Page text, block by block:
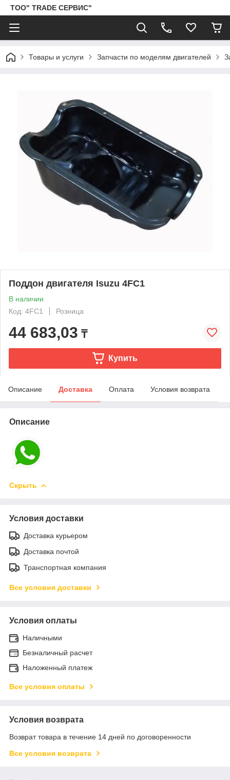
ТОО" TRADE СЕРВИС"
Товары и услуги Запчасти по моделям двигателей
Поддон двигателя Isuzu 4FC1
В наличии
Код: 4FC1
Розница
44 683,03 ₸
Купить
Описание Доставка Оплата Условия возврата
Описание
Скрыть
Условия доставки
Доставка курьером
Доставка почтой
Транспортная компания
Все условия доставки
Условия оплаты
Наличными
Безналичный расчет
Наложенный платеж
Все условия оплаты
Условия возврата
Возврат товара в течение 14 дней по договоренности
Все условия возврата